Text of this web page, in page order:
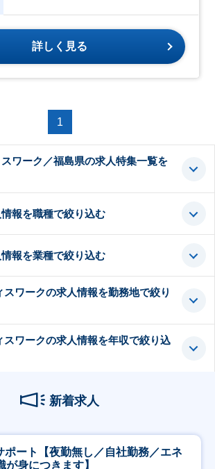
詳しく見る
1
ワーク／福島県の求人特集一覧を
報を職種で絞り込む
報を業種で絞り込む
スワークの求人情報を勤務地で絞り
スワークの求人情報を年収で絞り込
新着求人
ポート【夜勤無し／自社勤務／エネ
が身につきます】